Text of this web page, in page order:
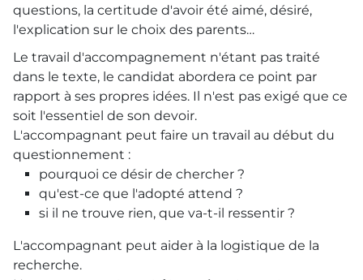
questions, la certitude d'avoir été aimé, désiré,
l'explication sur le choix des parents…
Le travail d'accompagnement n'étant pas traité
dans le texte, le candidat abordera ce point par
rapport à ses propres idées. Il n'est pas exigé que ce
soit l'essentiel de son devoir.
L'accompagnant peut faire un travail au début du
questionnement :
pourquoi ce désir de chercher ?
qu'est-ce que l'adopté attend ?
si il ne trouve rien, que va-t-il ressentir ?
L'accompagnant peut aider à la logistique de la
recherche.